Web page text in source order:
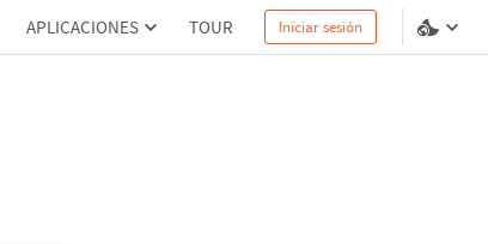
APLICACIONES TOUR Iniciar sesión